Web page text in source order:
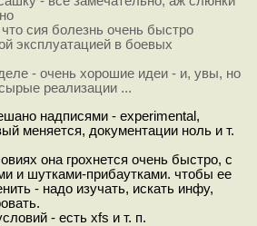
сия болезнь очень быстро
эксплуатацией в боевых
- очень хорошие идеи - и, увы, но
реализации ...
надписями - experimental,
меняется, документации ноль и т.
она грохнется очень быстро, с
и шутками-прибаутками. чтобы ее
- надо изучать, искать инфу,
- есть xfs и т. п.